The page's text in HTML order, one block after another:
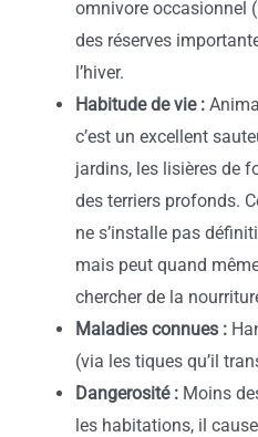
omnivore occasionnel
des réserves
l’hiver.
Habitude de vie :
c’est un excellent
jardins, les lisières de
des terriers profonds.
ne s’installe pas
mais peut quand
chercher de la
Maladies connues :
(via les tiques qu’il
Dangerosité : Moins
les habitations, il